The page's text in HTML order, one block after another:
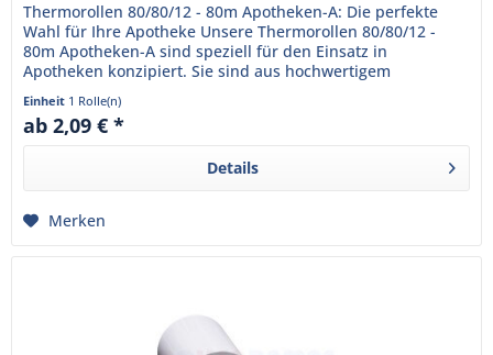
Thermorollen 80/80/12 - 80m Apotheken-A: Die perfekte
Wahl für Ihre Apotheke Unsere Thermorollen 80/80/12 -
80m Apotheken-A sind speziell für den Einsatz in
Apotheken konzipiert. Sie sind aus hochwertigem
Thermopapier gefertigt und...
Einheit 1 Rolle(n)
ab 2,09 € *
Details
Merken